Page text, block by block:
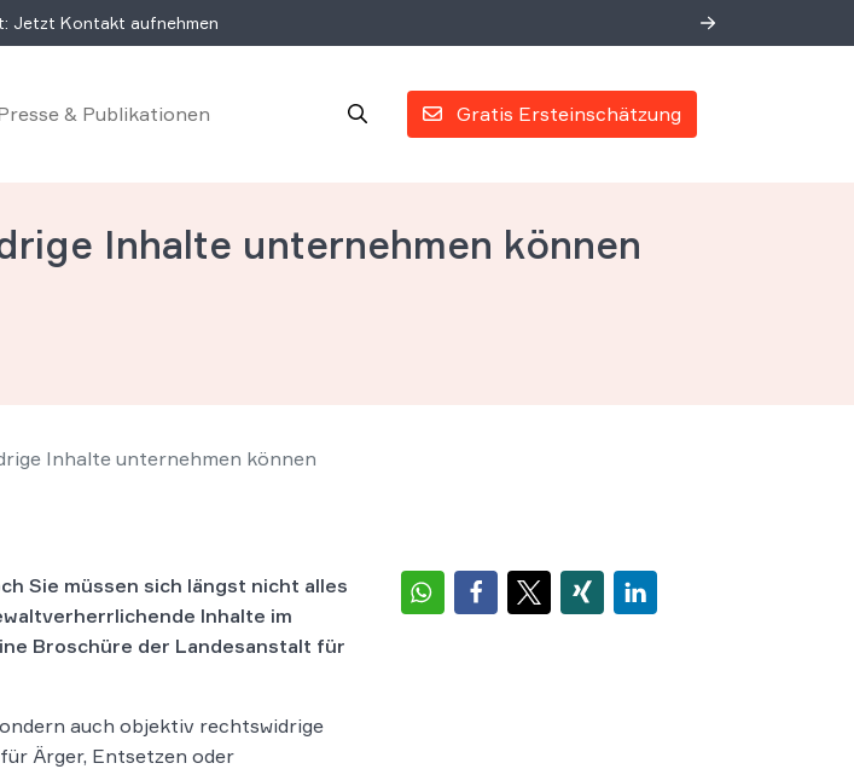
Jetzt Kontakt aufnehmen
Gratis Ersteinschätzung
& Publikationen
Inhalte unternehmen können
Inhalte unternehmen können
Sie müssen sich längst nicht alles
Inhalte im
Broschüre der Landesanstalt für
auch objektiv rechtswidrige
Ärger, Entsetzen oder